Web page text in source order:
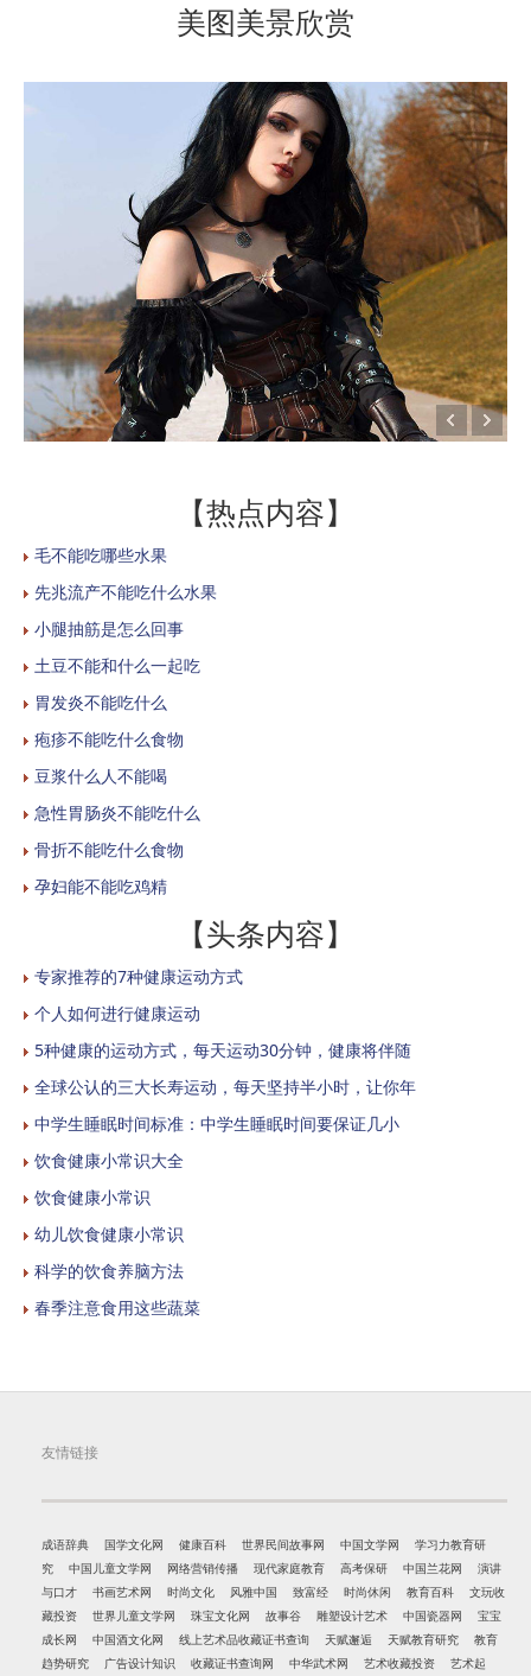
美图美景欣赏
【热点内容】
毛不能吃哪些水果
先兆流产不能吃什么水果
小腿抽筋是怎么回事
土豆不能和什么一起吃
胃发炎不能吃什么
疱疹不能吃什么食物
豆浆什么人不能喝
急性胃肠炎不能吃什么
骨折不能吃什么食物
孕妇能不能吃鸡精
【头条内容】
专家推荐的7种健康运动方式
个人如何进行健康运动
5种健康的运动方式，每天运动30分钟，健康将伴随
全球公认的三大长寿运动，每天坚持半小时，让你年
中学生睡眠时间标准：中学生睡眠时间要保证几小
饮食健康小常识大全
饮食健康小常识
幼儿饮食健康小常识
科学的饮食养脑方法
春季注意食用这些蔬菜
友情链接
成语辞典 国学文化网 健康百科 世界民间故事网 中国文学网
学习力教育研
究
中国儿童文学网 网络营销传播 现代家庭教育 高考保研 中国兰花网
演讲
与口才
书画艺术网 时尚文化 风雅中国 致富经 时尚休闲 教育百科
文玩收
藏投资
世界儿童文学网 珠宝文化网 故事谷 雕塑设计艺术 中国瓷器网
宝宝
成长网
中国酒文化网 线上艺术品收藏证书查询 天赋邂逅 天赋教育研究
教育
趋势研究
广告设计知识 收藏证书查询网 中华武术网 艺术收藏投资 艺术起